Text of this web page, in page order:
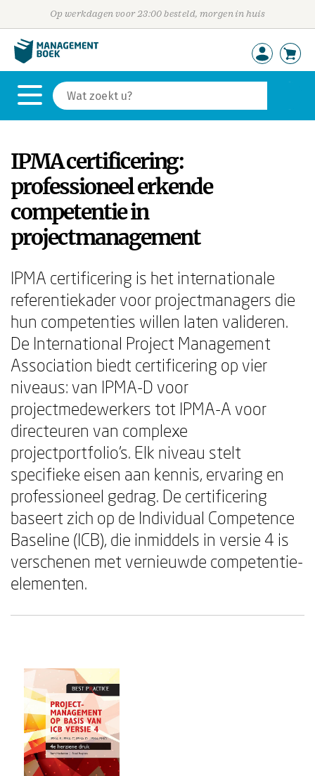
Op werkdagen voor 23:00 besteld, morgen in huis
IPMA certificering:
professioneel erkende
competentie in
projectmanagement
IPMA certificering is het internationale
referentiekader voor projectmanagers die
hun competenties willen laten valideren.
De International Project Management
Association biedt certificering op vier
niveaus: van IPMA-D voor
projectmedewerkers tot IPMA-A voor
directeuren van complexe
projectportfolio's. Elk niveau stelt
specifieke eisen aan kennis, ervaring en
professioneel gedrag. De certificering
baseert zich op de Individual Competence
Baseline (ICB), die inmiddels in versie 4 is
verschenen met vernieuwde competentie-
elementen.